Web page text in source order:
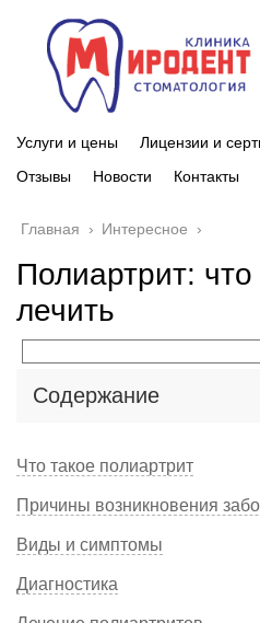
Услуги и цены Лицензии и
Отзывы
Новости Контакты
Главная › Интересное ›
Полиартрит: что
лечить
Содержание
Что такое полиартрит
Причины возникновения
Виды и симптомы
Диагностика